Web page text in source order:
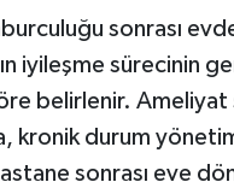
sonrası
iyileşme sürecinin
belirlenir. Ameliyat
kronik durum
sonrası eve